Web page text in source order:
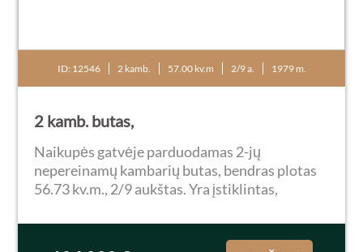
ID: 12546 2 kamb. 57.00 kv.m 2/9 a. 1979 m.
2 kamb. butas,
Naikupės gatvėje parduodamas 2-jų
nepereinamų kambarių butas, bendras plotas
56.73 kv.m., 2/9 aukštas. Yra įstiklintas,
kapitalinis remontas, parduodamas su baldais